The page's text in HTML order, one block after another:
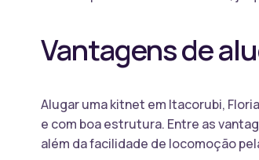
Vantagens de
Alugar uma kitnet em Itacorubi,
e com boa estrutura. Entre as
além da facilidade de locomoção